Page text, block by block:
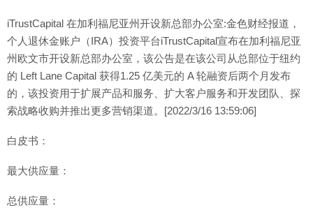
iTrustCapital 在加利福尼亚州开设新总部办公室:金色财经报道，
个人退休金账户（IRA）投资平台iTrustCapital宣布在加利福尼亚
州欧文市开设新总部办公室，该公告是在该公司从总部位于纽约
的 Left Lane Capital 获得1.25 亿美元的 A 轮融资后两个月发布
的，该投资用于扩展产品和服务、扩大客户服务和开发团队、探
索战略收购并推出更多营销渠道。[2022/3/16 13:59:06]
白皮书：
最大供应量：
总供应量：